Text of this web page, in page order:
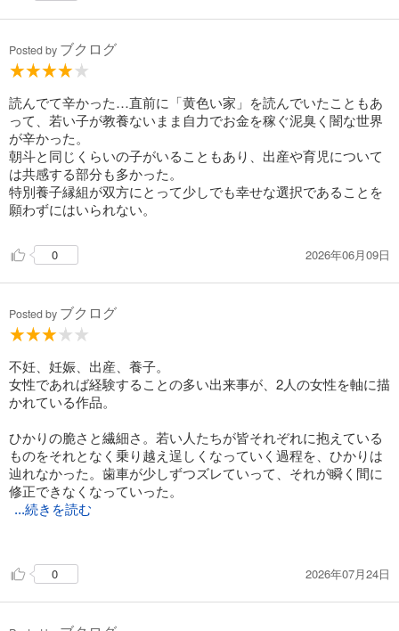
Posted by ブクログ
読んでて辛かった…直前に「黄色い家」を読んでいたこともあ
って、若い子が教養ないまま自力でお金を稼ぐ泥臭く闇な世界
が辛かった。
朝斗と同じくらいの子がいることもあり、出産や育児について
は共感する部分も多かった。
特別養子縁組が双方にとって少しでも幸せな選択であることを
願わずにはいられない。
0 2026年06月09日
Posted by ブクログ
不妊、妊娠、出産、養子。
女性であれば経験することの多い出来事が、2人の女性を軸に描
かれている作品。
ひかりの脆さと繊細さ。若い人たちが皆それぞれに抱えている
ものをそれとなく乗り越え逞しくなっていく過程を、ひかりは
辿れなかった。歯車が少しずつズレていって、それが瞬く間に
修正できなくなっていった。
...続きを読む
そんな悶々とした思いが込み上げてきた。
0 2026年07月24日